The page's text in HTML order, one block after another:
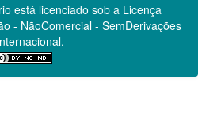
está licenciado sob a Licença
- NãoComercial - SemDerivações